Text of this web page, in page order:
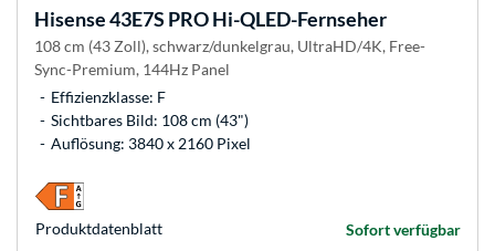
Hisense43E7S PRO Hi-QLED-Fernseher
108 cm (43 Zoll), schwarz/dunkelgrau, UltraHD/4K, Free-
Sync-Premium, 144Hz Panel
Effizienzklasse: F
Sichtbares Bild: 108 cm (43")
Auflösung: 3840 x 2160 Pixel
Sofort verfügbar
Produkt­datenblatt